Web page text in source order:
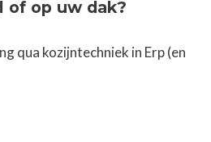
of op uw dak?
qua kozijntechniek in Erp (en